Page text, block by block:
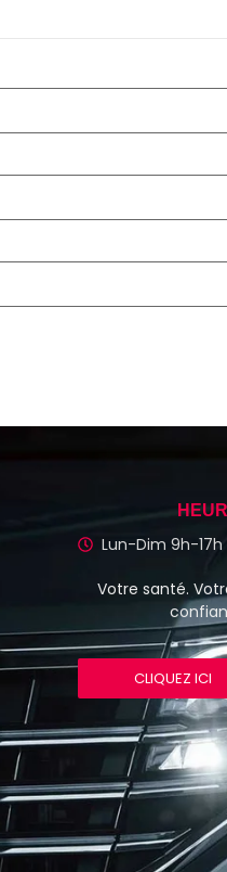
Lun-Dim 9h-17h
Votre santé.
CLIQUEZ ICI